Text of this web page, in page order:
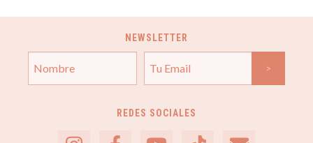
NEWSLETTER
REDES SOCIALES